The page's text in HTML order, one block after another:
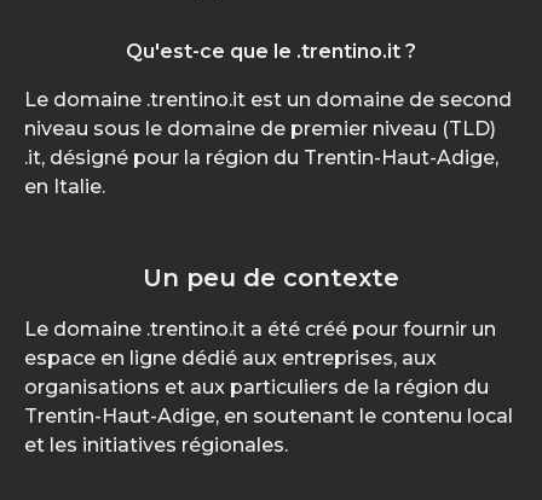
Qu'est-ce que le .trentino.it ?
Le domaine .trentino.it est un domaine de second
niveau sous le domaine de premier niveau (TLD)
.it, désigné pour la région du Trentin-Haut-Adige,
en Italie.
Un peu de contexte
Le domaine .trentino.it a été créé pour fournir un
espace en ligne dédié aux entreprises, aux
organisations et aux particuliers de la région du
Trentin-Haut-Adige, en soutenant le contenu local
et les initiatives régionales.